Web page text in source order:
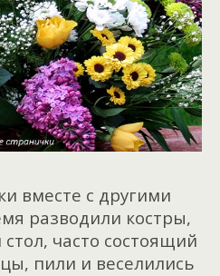
вместе с другими
разводили костры,
часто состоящий
пили и веселились